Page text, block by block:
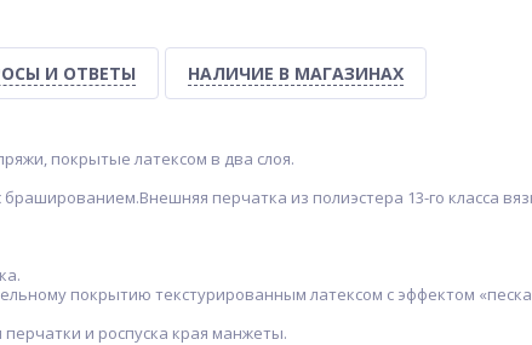
И ОТВЕТЫ НАЛИЧИЕ В МАГАЗИНАХ
покрытые латексом в два слоя.
перчатка из полиэстера 13-го класса
покрытию текстурированным латексом с эффектом
и роспуска края манжеты.